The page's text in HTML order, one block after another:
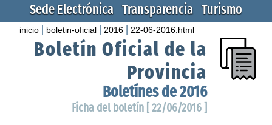
Sede Electrónica Transparencia Turismo
inicio boletin-oficial 2016 22-06-2016.html
Boletín Oficial de la
Provincia
Boletínes de 2016
Ficha del boletín [ 22/06/2016 ]